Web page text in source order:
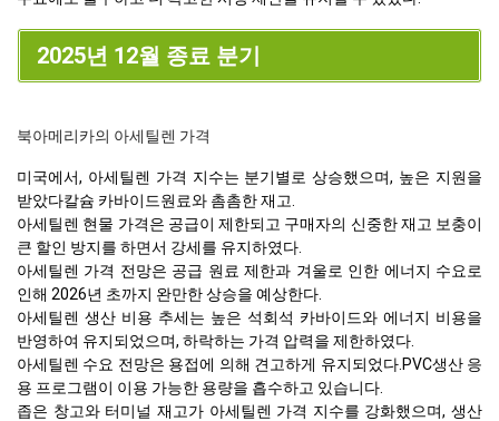
2025년 12월 종료 분기
북아메리카의 아세틸렌 가격
미국에서, 아세틸렌 가격 지수는 분기별로 상승했으며, 높은 지원을
받았다칼슘 카바이드원료와 촘촘한 재고.
아세틸렌 현물 가격은 공급이 제한되고 구매자의 신중한 재고 보충이
큰 할인 방지를 하면서 강세를 유지하였다.
아세틸렌 가격 전망은 공급 원료 제한과 겨울로 인한 에너지 수요로
인해 2026년 초까지 완만한 상승을 예상한다.
아세틸렌 생산 비용 추세는 높은 석회석 카바이드와 에너지 비용을
반영하여 유지되었으며, 하락하는 가격 압력을 제한하였다.
아세틸렌 수요 전망은 용접에 의해 견고하게 유지되었다.PVC생산 응
용 프로그램이 이용 가능한 용량을 흡수하고 있습니다.
좁은 창고와 터미널 재고가 아세틸렌 가격 지수를 강화했으며, 생산